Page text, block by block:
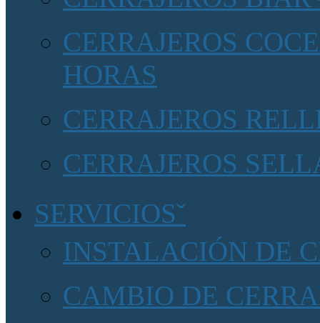
CERRAJEROS
HORAS
CERRAJEROS
CERRAJEROS
SERVICIOS
INSTALACIÓN DE
CAMBIO DE